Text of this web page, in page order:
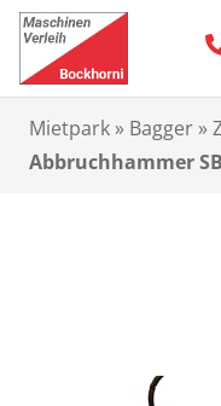
Mietpark » Bagger »
Abbruchhammer